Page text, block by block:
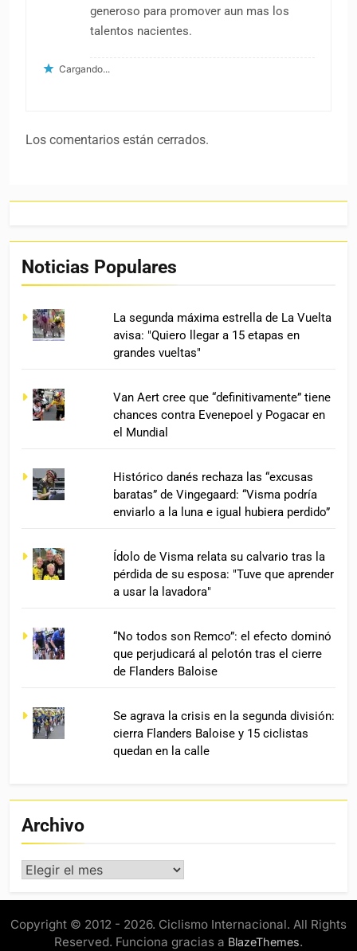
generoso para promover aun mas los
talentos nacientes.
Cargando...
Los comentarios están cerrados.
Noticias Populares
La segunda máxima estrella de La Vuelta
avisa: "Quiero llegar a 15 etapas en
grandes vueltas"
Van Aert cree que “definitivamente” tiene
chances contra Evenepoel y Pogacar en
el Mundial
Histórico danés rechaza las “excusas
baratas” de Vingegaard: “Visma podría
enviarlo a la luna e igual hubiera perdido”
Ídolo de Visma relata su calvario tras la
pérdida de su esposa: "Tuve que aprender
a usar la lavadora"
“No todos son Remco”: el efecto dominó
que perjudicará al pelotón tras el cierre
de Flanders Baloise
Se agrava la crisis en la segunda división:
cierra Flanders Baloise y 15 ciclistas
quedan en la calle
Archivo
Archivo
Copyright © 2012 - 2026. Ciclismo Internacional. All Rights
Reserved. Funciona gracias a BlazeThemes.